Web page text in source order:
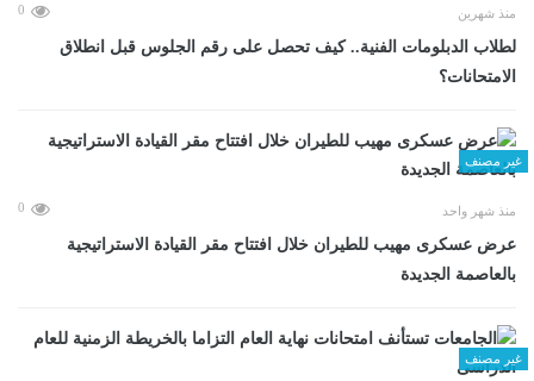
منذ شهرين 0
لطلاب الدبلومات الفنية.. كيف تحصل على رقم الجلوس قبل انطلاق
الامتحانات؟
غير مصنف
منذ شهر واحد 0
عرض عسكرى مهيب للطيران خلال افتتاح مقر القيادة الاستراتيجية
بالعاصمة الجديدة
غير مصنف